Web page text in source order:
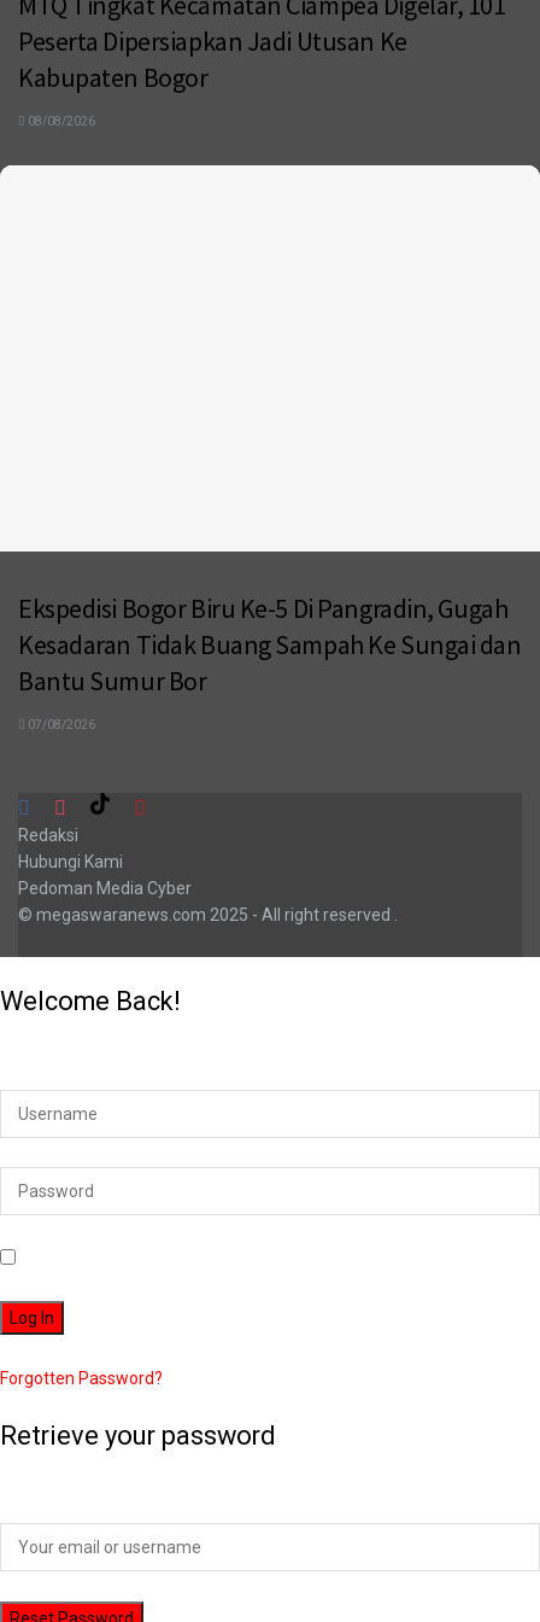
Peserta Dipersiapkan Jadi Utusan Ke
Kabupaten Bogor
08/08/2026
Ekspedisi Bogor Biru Ke-5 Di Pangradin, Gugah
Kesadaran Tidak Buang Sampah Ke Sungai dan
Bantu Sumur Bor
07/08/2026
Redaksi
Hubungi Kami
Pedoman Media Cyber
© megaswaranews.com 2025 - All right reserved
Welcome Back!
Forgotten Password?
Retrieve your password